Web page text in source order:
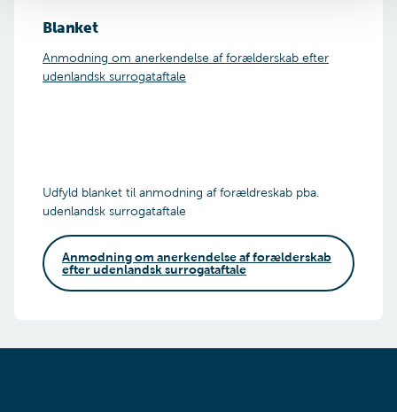
Blanket
Anmodning om anerkendelse af forælderskab efter
udenlandsk surrogataftale
Udfyld blanket til anmodning af forældreskab pba.
udenlandsk surrogataftale
Anmodning om anerkendelse af forælderskab
efter udenlandsk surrogataftale